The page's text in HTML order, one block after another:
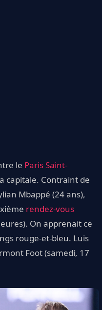
le Paris Saint-
capitale. Contraint de
Mbappé (24 ans),
rendez-vous
On apprenait ce
rouge-et-bleu. Luis
Foot (samedi, 17